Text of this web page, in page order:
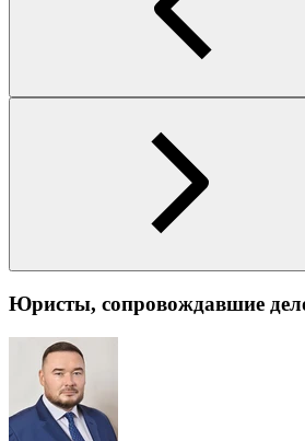
Юристы, сопровождавшие